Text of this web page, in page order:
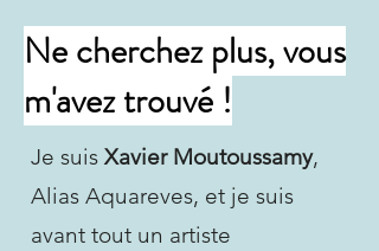
Ne cherchez plus, vous
m'avez trouvé !
Je suis Xavier Moutoussamy,
Alias Aquareves, et je suis
avant tout un artiste